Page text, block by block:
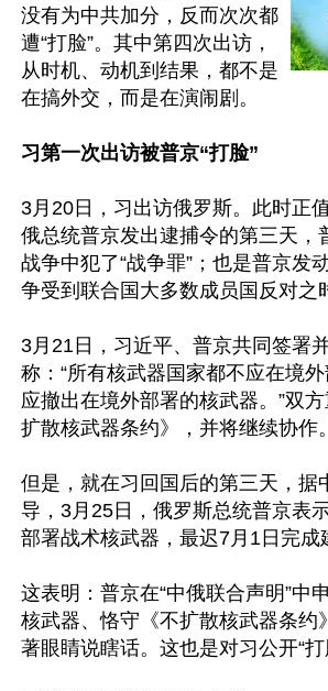
没有为中共加分，反而次次都
遭“打脸”。其中第四次出访，
从时机、动机到结果，都不是
在搞外交，而是在演闹剧。
习第一次出访被普京“打脸”
3月20日，习出访俄罗斯。此时正
俄总统普京发出逮捕令的第三天，
战争中犯了“战争罪”；也是普京发
争受到联合国大多数成员国反对之
3月21日，习近平、普京共同签署
称：“所有核武器国家都不应在境
应撤出在境外部署的核武器。”双
扩散核武器条约》，并将继续协作。
但是，就在习回国后的第三天，据
导，3月25日，俄罗斯总统普京表
部署战术核武器，最迟7月1日完成
这表明：普京在“中俄联合声明”中
核武器、恪守《不扩散核武器条约
著眼睛说瞎话。这也是对习公开“打